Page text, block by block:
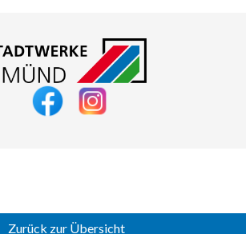
Zurück zur Übersicht